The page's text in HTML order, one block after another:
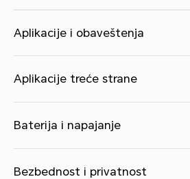
Aplikacije i obaveštenja
Aplikacije treće strane
Baterija i napajanje
Bezbednost i privatnost